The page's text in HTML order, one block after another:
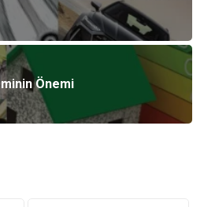
Önemi